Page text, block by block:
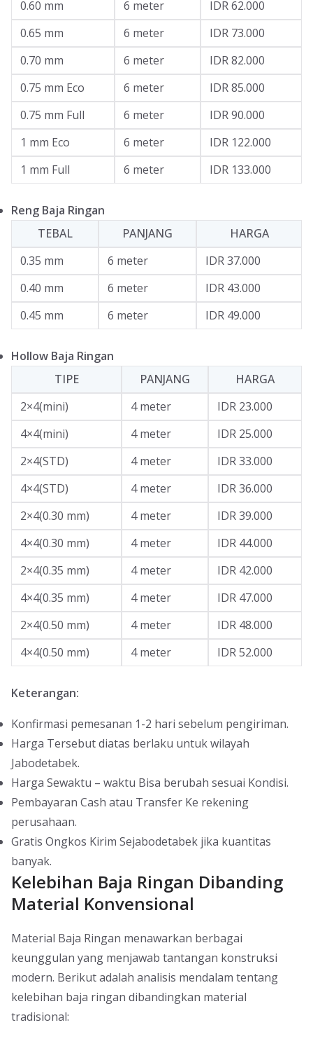
0.60 mm 6 meter
IDR 62.000
0.65 mm
6 meter
IDR 73.000
0.70 mm
6 meter
IDR 82.000
0.75 mm Eco
6 meter
IDR 85.000
0.75 mm Full
6 meter
IDR 90.000
1 mm Eco
6 meter
IDR 122.000
1 mm Full
6 meter IDR 133.000
Reng Baja Ringan
TEBAL
PANJANG
HARGA
0.35 mm
6 meter
IDR 37.000
0.40 mm
6 meter
IDR 43.000
0.45 mm
6 meter IDR 49.000
Hollow Baja Ringan
TIPE
PANJANG
HARGA
2×4(mini)
4 meter
IDR 23.000
4×4(mini)
4 meter
IDR 25.000
2×4(STD)
4 meter
IDR 33.000
4×4(STD)
4 meter
IDR 36.000
2×4(0.30 mm)
4 meter
IDR 39.000
4×4(0.30 mm)
4 meter
IDR 44.000
2×4(0.35 mm)
4 meter
IDR 42.000
4×4(0.35 mm)
4 meter
IDR 47.000
2×4(0.50 mm)
4 meter
IDR 48.000
4×4(0.50 mm)
4 meter IDR 52.000
Keterangan:
Konfirmasi pemesanan 1-2 hari sebelum pengiriman.
Harga Tersebut diatas berlaku untuk wilayah
Jabodetabek.
Harga Sewaktu – waktu Bisa berubah sesuai Kondisi.
Pembayaran Cash atau Transfer Ke rekening
perusahaan.
Gratis Ongkos Kirim Sejabodetabek jika kuantitas
banyak.
Kelebihan Baja Ringan Dibanding
Material Konvensional
Material Baja Ringan menawarkan berbagai
keunggulan yang menjawab tantangan konstruksi
modern. Berikut adalah analisis mendalam tentang
kelebihan baja ringan dibandingkan material
tradisional: